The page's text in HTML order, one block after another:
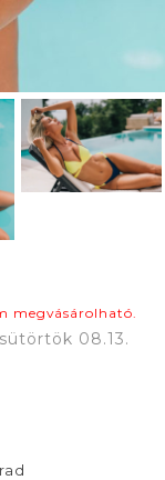
megvásárolható.
08.13.